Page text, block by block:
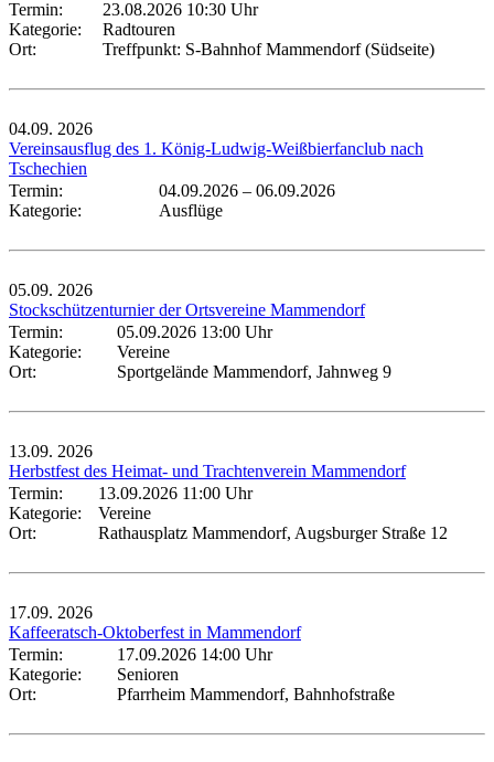
Termin:
23.08.2026 10:30 Uhr
Kategorie:
Radtouren
Ort:
Treffpunkt: S-Bahnhof Mammendorf (Südseite)
04.09. 2026
Vereinsausflug des 1. König-Ludwig-Weißbierfanclub nach
Tschechien
Termin:
04.09.2026 – 06.09.2026
Kategorie:
Ausflüge
05.09. 2026
Stockschützenturnier der Ortsvereine Mammendorf
Termin:
05.09.2026 13:00 Uhr
Kategorie:
Vereine
Ort:
Sportgelände Mammendorf, Jahnweg 9
13.09. 2026
Herbstfest des Heimat- und Trachtenverein Mammendorf
Termin:
13.09.2026 11:00 Uhr
Kategorie:
Vereine
Ort:
Rathausplatz Mammendorf, Augsburger Straße 12
17.09. 2026
Kaffeeratsch-Oktoberfest in Mammendorf
Termin:
17.09.2026 14:00 Uhr
Kategorie:
Senioren
Ort:
Pfarrheim Mammendorf, Bahnhofstraße